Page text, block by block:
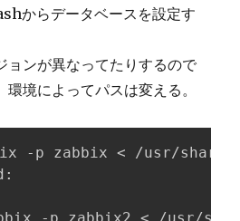
からデータベースを設定す
ョンが異なってたりするので
環境によってパスは変える。
-p zabbix < /usr/share/